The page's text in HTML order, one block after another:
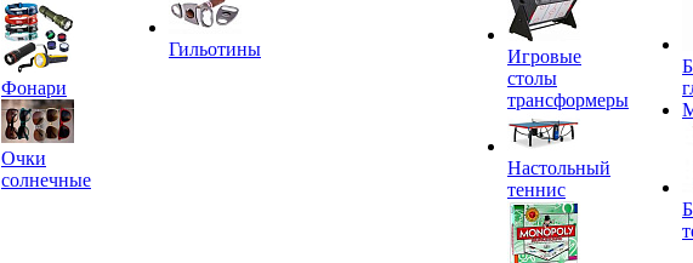
Фонари
Очки
солнечные
Гильотины
Игровые
столы
трансформеры
Настольный
теннис